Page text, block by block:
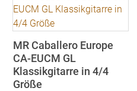
MR Caballero Europe
CA-EUCM GL
Klassikgitarre in 4/4
Größe